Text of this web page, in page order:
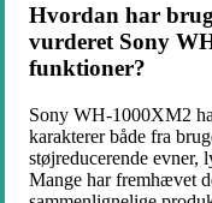
Hvordan har
vurderet Sony
funktioner?
Sony WH-1000XM2
karakterer både fra
støjreducerende
Mange har fremhævet